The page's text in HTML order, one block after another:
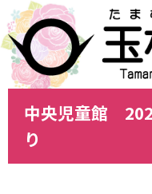
中央児童館
り